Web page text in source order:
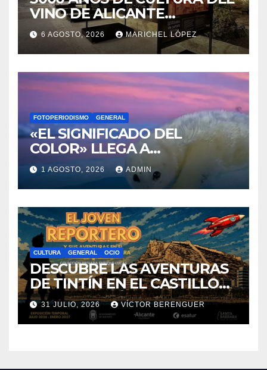
COLOR» LLEGA A
VILLAJOYOSA ADMIN
DE TINTÍN EN EL CASTILLO
DE SANTA BÁRBARA DE
ALICANTE
31 JULIO, 2026 VÍCTOR BERENGUER